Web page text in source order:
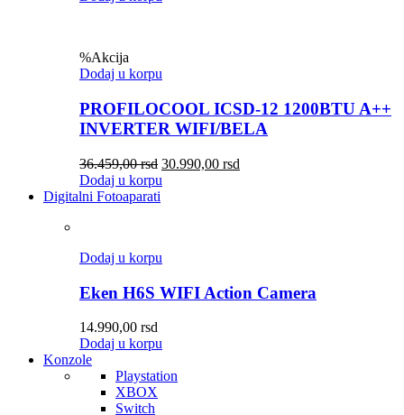
%Akcija
Dodaj u korpu
PROFILOCOOL ICSD-12 1200BTU A++
INVERTER WIFI/BELA
36.459,00rsd 30.990,00 rsd
Dodaj u korpu
Digitalni Fotoaparati
Dodaj u korpu
Eken H6S WIFI Action Camera
14.990,00 rsd
Dodaj u korpu
Konzole
Playstation
XBOX
Switch